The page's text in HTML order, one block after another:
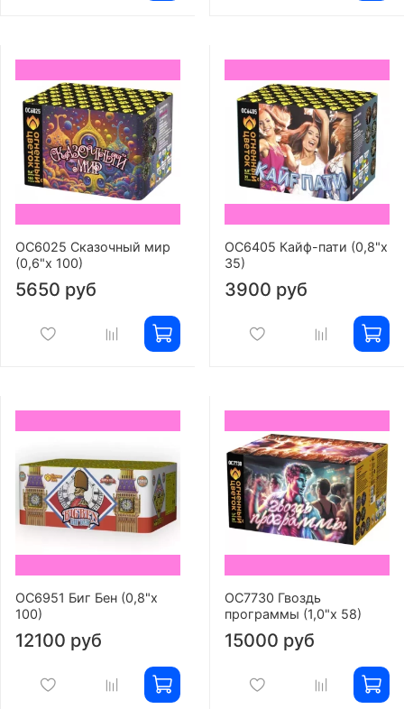
ОС6025 Сказочный мир
(0,6"х 100)
5650 руб
ОС6405 Кайф-пати (0,8"х
35)
3900 руб
ОС6951 Биг Бен (0,8"х
100)
12100 руб
ОС7730 Гвоздь
программы (1,0"х 58)
15000 руб